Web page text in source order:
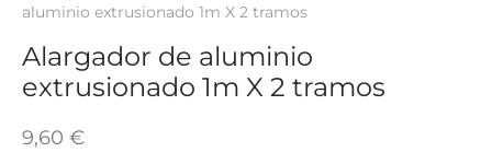
aluminio extrusionado 1m X 2 tramos
Alargador de aluminio
extrusionado 1m X 2 tramos
9,60 €